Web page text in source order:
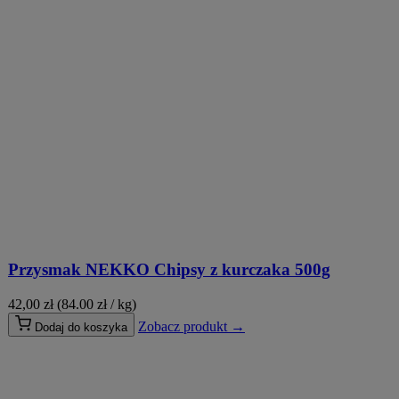
Przysmak NEKKO Chipsy z kurczaka 500g
42,00 zł (84.00 zł / kg)
Dodaj do koszyka Zobacz produkt →